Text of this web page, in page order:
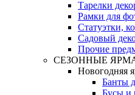
Тарелки
Рамки для
Статуэтки,
Садовый
Прочие
СЕЗОННЫЕ
Новогодняя
Банты
Бусы и